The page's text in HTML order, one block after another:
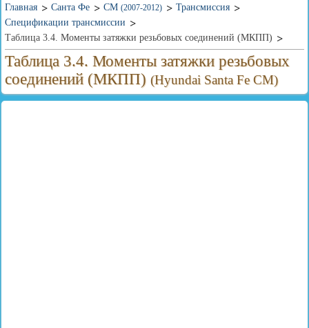
Главная Санта Фе CM (2007-2012)
Трансмиссия
Спецификации трансмиссии
Таблица 3.4. Моменты затяжки резьбовых соединений (МКПП)
Таблица 3.4. Моменты затяжки резьбовых
соединений (МКПП) (Hyundai Santa Fe CM)